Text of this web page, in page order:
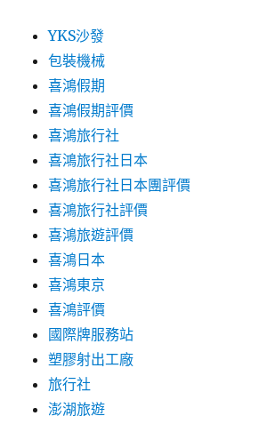
YKS沙發
包裝機械
喜鴻假期
喜鴻假期評價
喜鴻旅行社
喜鴻旅行社日本
喜鴻旅行社日本團評價
喜鴻旅行社評價
喜鴻旅遊評價
喜鴻日本
喜鴻東京
喜鴻評價
國際牌服務站
塑膠射出工廠
旅行社
澎湖旅遊